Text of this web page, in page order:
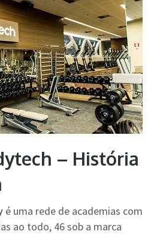
– História
é uma rede de academias com
ao todo, 46 sob a marca